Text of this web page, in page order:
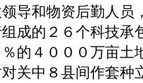
领导和物资后勤人
组成的２６个科技
的４０００万亩土
关中８县间作套种